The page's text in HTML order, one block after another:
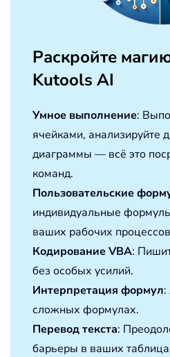
Раскройте
Kutools AI
Умное выполнение:
ячейками, анализируйте
диаграммы — всё это
команд.
Пользовательские
индивидуальные
ваших рабочих
Кодирование VBA:
без особых усилий.
Интерпретация формул:
сложных формулах.
Перевод текста:
барьеры в ваших